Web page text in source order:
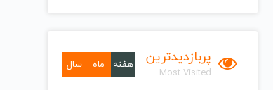
پربازدیدترین
Most Visited
هفته ماه سال